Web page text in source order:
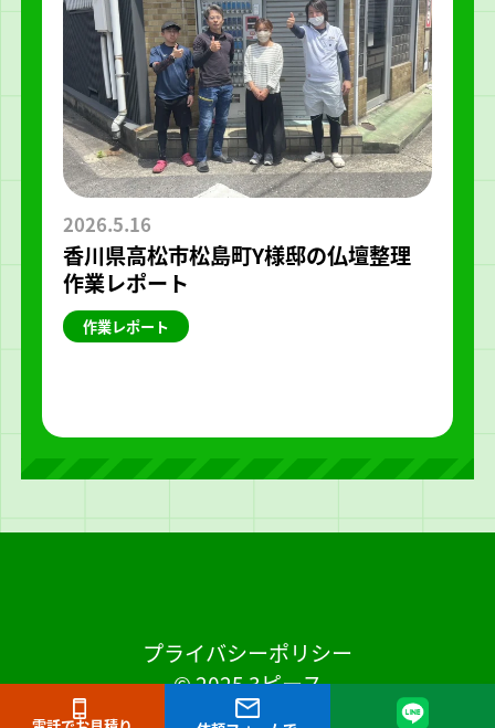
2026.5.16
香川県高松市松島町Y様邸の仏壇整理
作業レポート
作業レポート
© 2025 3ピース
プライバシーポリシー